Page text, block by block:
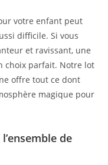
votre enfant peut
difficile. Si vous
et ravissant, une
choix parfait. Notre lot
offre tout ce dont
magique pour
de